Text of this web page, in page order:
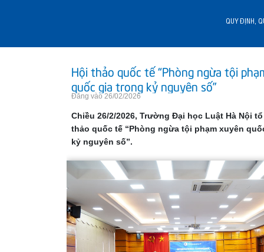
QUY ĐỊNH,
Hội thảo quốc tế “Phòng ngừa tội
quốc gia trong kỷ nguyên số”
Đăng vào 26/02/2026
Chiều 26/2/2026, Trường Đại học Luật Hà Nội
thảo quốc tế “Phòng ngừa tội phạm xuyên
kỷ nguyên số”.